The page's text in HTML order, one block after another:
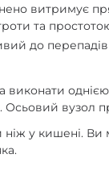
витримує
та
до перепадів
виконати
вузол
у кишені.